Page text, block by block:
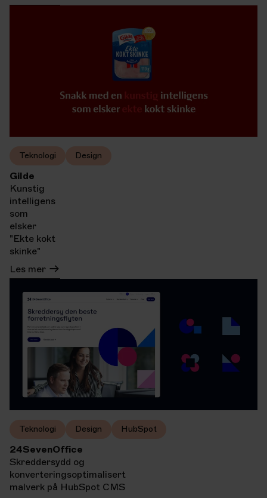
Gilde
Kunstig
intelligens
som
elsker
"Ekte kokt
skinke"
Teknologi Design
Les mer
24SevenOffice
Skreddersydd og
konverteringsoptimalisert
malverk på HubSpot CMS
Teknologi Design HubSpot